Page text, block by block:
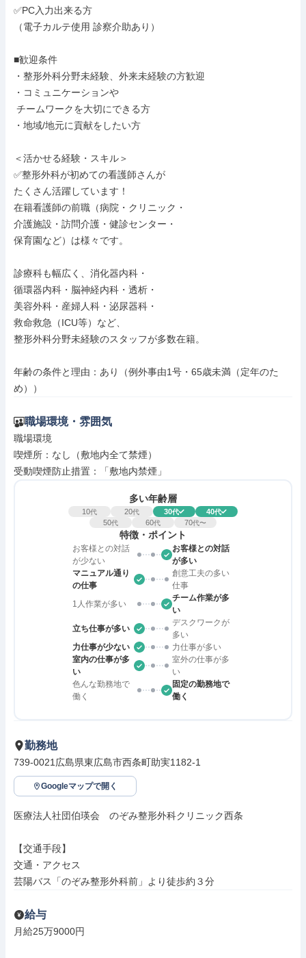
✅PC入力出来る方
（電子カルテ使用 診察介助あり）
■歓迎条件
・整形外科分野未経験、外来未経験の方歓迎
・コミュニケーションや
・地域/地元に貢献をしたい方
＜活かせる経験・スキル＞
✅整形外科が初めての看護師さんが
たくさん活躍しています！
在籍看護師の前職（病院・クリニック・
介護施設・訪問介護・健診センター・
保育園など）は様々です。
診療科も幅広く、消化器内科・
循環器内科・脳神経内科・透析・
美容外科・産婦人科・泌尿器科・
救命救急（ICU等）など、
整形外科分野未経験のスタッフが多数在籍。
年齢の条件と理由：あり（例外事由1号・65歳未満（定年のた
め））
職場環境・雰囲気
職場環境
喫煙所：なし（敷地内全て禁煙）
受動喫煙防止措置：「敷地内禁煙」
多い年齢層
10代 20代 30代 40代
50代 60代 70代〜
特徴・ポイント
お客様との対話
が少ない
お客様との対話
が多い
マニュアル通り
の仕事
創意工夫の多い
仕事
1人作業が多い
チーム作業が多
い
立ち仕事が多い
デスクワークが
多い
力仕事が少ない
力仕事が多い
室内の仕事が多
い
室外の仕事が多
い
色んな勤務地で
働く
固定の勤務地で
働く
勤務地
739-0021広島県東広島市西条町助実1182-1
Googleマップで開く
医療法人社団伯瑛会　のぞみ整形外科クリニック西条
【交通手段】
交通・アクセス
芸陽バス「のぞみ整形外科前」より徒歩約３分
給与
月給25万9000円